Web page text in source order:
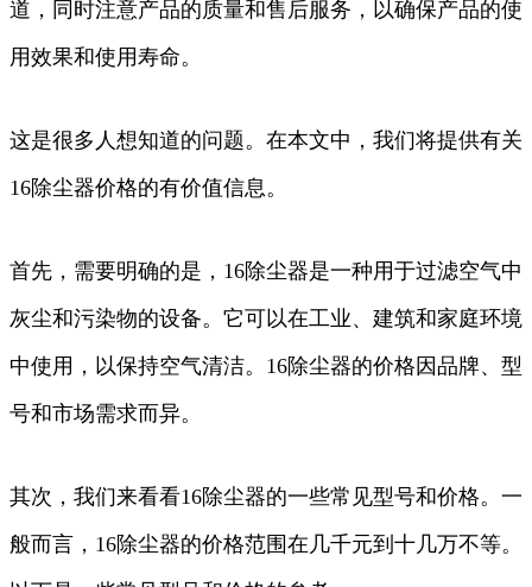
道，同时注意产品的质量和售后服务，以确保产品的使
用效果和使用寿命。
这是很多人想知道的问题。在本文中，我们将提供有关
16除尘器价格的有价值信息。
首先，需要明确的是，16除尘器是一种用于过滤空气中
灰尘和污染物的设备。它可以在工业、建筑和家庭环境
中使用，以保持空气清洁。16除尘器的价格因品牌、型
号和市场需求而异。
其次，我们来看看16除尘器的一些常见型号和价格。一
般而言，16除尘器的价格范围在几千元到十几万不等。